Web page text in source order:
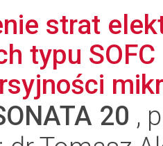
strat
typu
20 ,